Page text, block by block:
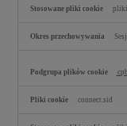
pliki
connect.sid